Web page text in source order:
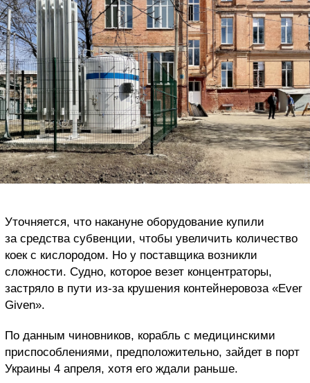
Уточняется, что накануне оборудование купили
за средства субвенции, чтобы увеличить количество
коек с кислородом. Но у поставщика возникли
сложности. Судно, которое везет концентраторы,
застряло в пути из-за крушения контейнеровоза «Ever
Given».
По данным чиновников, корабль с медицинскими
приспособлениями, предположительно, зайдет в порт
Украины 4 апреля, хотя его ждали раньше.